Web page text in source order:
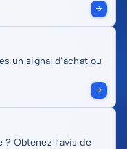
un signal d’achat ou
Obtenez l’avis de